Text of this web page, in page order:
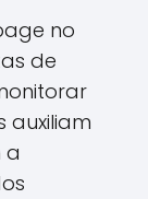
no
de
auxiliam
a